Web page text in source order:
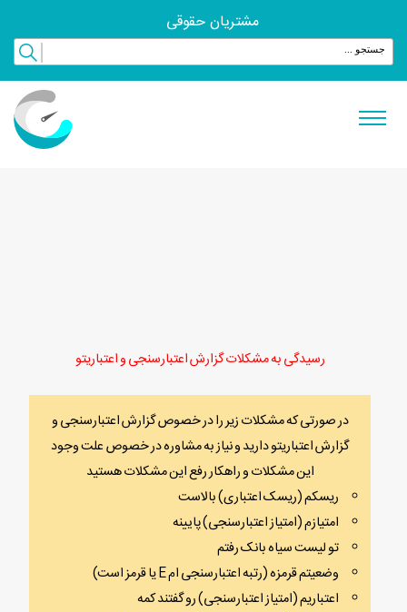
مشتریان حقوقی
رسیدگی به مشکلات گزارش اعتبارسنجی و اعتباریتو
در صورتی که مشکلات زیر را در خصوص گزارش اعتبارسنجی و
گزارش اعتباریتو دارید و نیاز به مشاوره در خصوص علت وجود
این مشکلات و راهکار رفع این مشکلات هستید
ریسکم (ریسک اعتباری) بالاست
امتیازم (امتیاز اعتبارسنجی) پایینه
تو لیست سیاه بانک رفتم
وضعیتم قرمزه (رتبه اعتبارسنجی ام E یا قرمز است)
اعتباریم (امتیاز اعتبارسنجی) رو گفتند کمه